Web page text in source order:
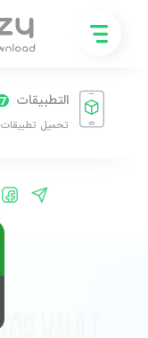
التطبيقات
تحميل تطبيقات